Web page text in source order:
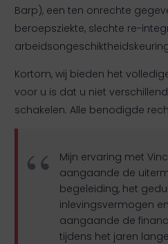
Barp), een ten onrechte
beroepsziekte, slechte re-
Kortom, wij bieden het
voor u is dat u niet
schakelen. Alle benodigde
Mijn ervaring met
aangaande de
begeleiding, het
inlevingsvermogen
aangaande de
tijdens het jaren